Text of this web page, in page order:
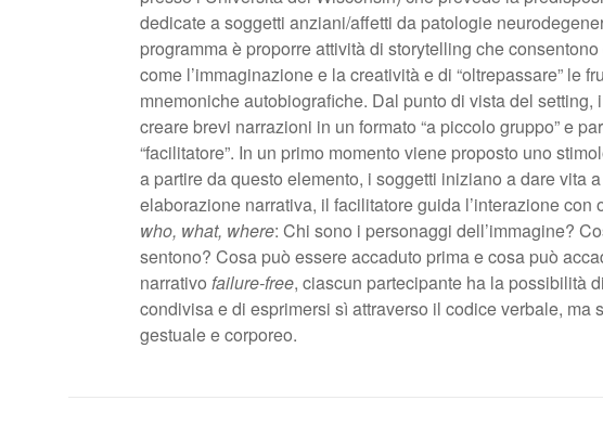
dedicate a soggetti anziani/affetti da patologie
programma è proporre attività di storytelling che
come l’immaginazione e la creatività e di “oltrepassare” le
mnemoniche autobiografiche. Dal punto di vista del
creare brevi narrazioni in un formato “a piccolo gruppo” e
“facilitatore”. In un primo momento viene proposto uno
a partire da questo elemento, i soggetti iniziano a dare vita
elaborazione narrativa, il facilitatore guida l’interazione
who, what, where: Chi sono i personaggi dell’immagine?
sentono? Cosa può essere accaduto prima e cosa può
narrativofailure-free, ciascun partecipante ha la possibilità
condivisa e di esprimersi sì attraverso il codice verbale, ma
gestuale e corporeo.